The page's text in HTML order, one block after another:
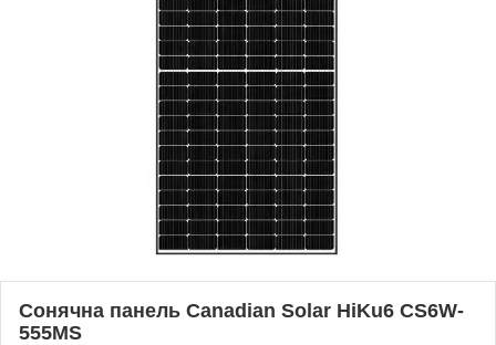
Cонячна панель Canadian Solar HiKu6 CS6W-
555MS